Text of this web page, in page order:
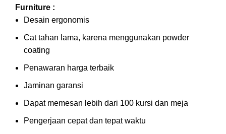
Furniture :
Desain ergonomis
Cat tahan lama, karena menggunakan powder
coating
Penawaran harga terbaik
Jaminan garansi
Dapat memesan lebih dari 100 kursi dan meja
Pengerjaan cepat dan tepat waktu